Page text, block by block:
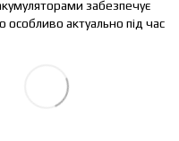
забезпечує
актуально під час